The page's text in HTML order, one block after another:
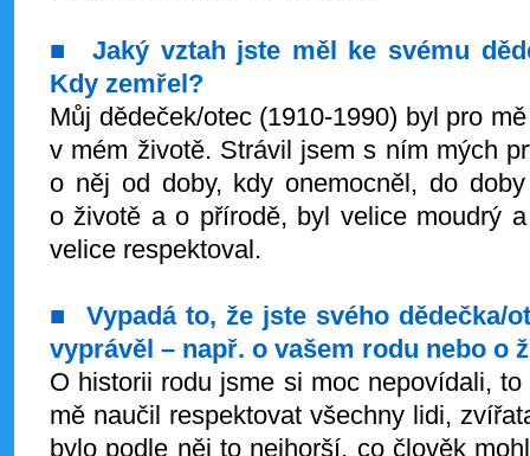
■ Jaký vztah jste měl ke svému
Kdy zemřel?
Můj dědeček/otec (1910-1990) byl pro
v mém životě. Strávil jsem s ním mých
o něj od doby, kdy onemocněl, do
o životě a o přírodě, byl velice moudrý
velice respektoval.
■ Vypadá to, že jste svého dědečka/
vyprávěl – např. o vašem rodu nebo o
O historii rodu jsme si moc nepovídali,
mě naučil respektovat všechny lidi,
bylo podle něj to nejhorší, co člověk